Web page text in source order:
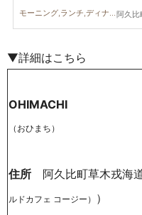
阿久比
モーニング,ランチ,ディナー,カフェ,スイーツ
▼詳細はこちら
OHIMACHI
（おひまち）
住所 阿久比町草木戎海
ルドカフェ コージー） ）